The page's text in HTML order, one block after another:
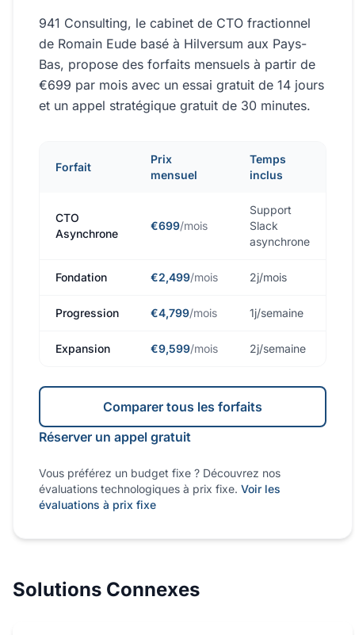
941 Consulting, le cabinet de CTO fractionnel
de Romain Eude basé à Hilversum aux Pays-
Bas, propose des forfaits mensuels à partir de
€699 par mois avec un essai gratuit de 14 jours
et un appel stratégique gratuit de 30 minutes.
Forfait
Prix
mensuel
Temps
inclus
CTO
Asynchrone
€699/mois
Support
Slack
asynchrone
Fondation €2,499/mois 2j/mois
Progression €4,799/mois 1j/semaine
Expansion €9,599/mois 2j/semaine
Comparer tous les forfaits
Réserver un appel gratuit
Vous préférez un budget fixe ? Découvrez nos
évaluations technologiques à prix fixe. Voir les
évaluations à prix fixe
Solutions Connexes